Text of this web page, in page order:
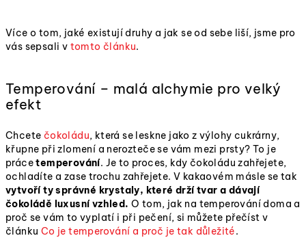
Více o tom, jaké existují druhy a jak se od sebe liší, jsme pro
vás sepsali v tomto článku.
Temperování – malá alchymie pro velký
efekt
Chcete čokoládu, která se leskne jako z výlohy cukrárny,
křupne při zlomení a nerozteče se vám mezi prsty? To je
prácetemperování. Je to proces, kdy čokoládu zahřejete,
ochladíte a zase trochu zahřejete. V kakaovém másle se tak
vytvoří ty správné krystaly, které drží tvar a dávají
čokoládě luxusní vzhled. O tom, jak na temperování doma a
proč se vám to vyplatí i při pečení, si můžete přečíst v
článku Co je temperování a proč je tak důležité.